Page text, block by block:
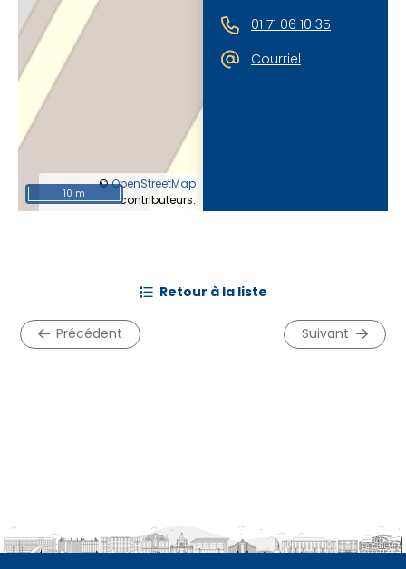
©OpenStreetMap
contributeurs.
10 m
01 71 06 10 35
Courriel
précédent
retour à la liste
suivant